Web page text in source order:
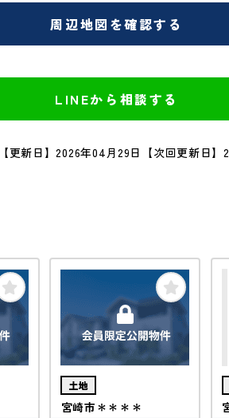
周辺地図を確認する
LINEから相談する
【更新日】2026年04月29日 【次回更新日】
土地
宮崎市＊＊＊＊